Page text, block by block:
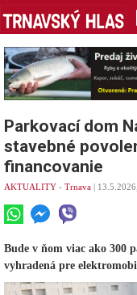
Parkovací dom
stavebné
financovanie
AKTUALITY - Trnava |
Bude v ňom viac ako 300
vyhradená pre